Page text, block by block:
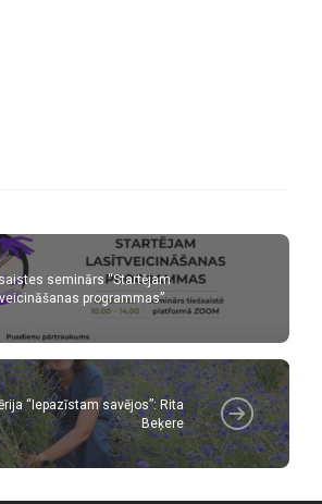
seminārs “Startējam
programmas”
“Iepazīstam savējos”: Rita
Beķere